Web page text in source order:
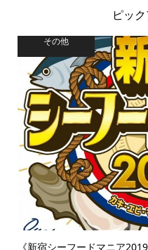
ピッ
その他
《新宿シーフードマニア